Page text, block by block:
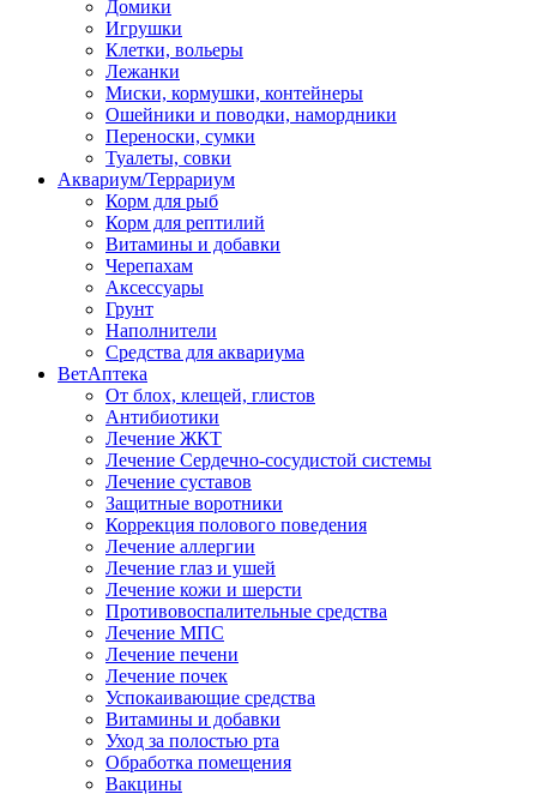
Домики
Игрушки
Клетки, вольеры
Лежанки
Миски, кормушки, контейнеры
Ошейники и поводки, намордники
Переноски, сумки
Туалеты, совки
Аквариум/Террариум
Корм для рыб
Корм для рептилий
Витамины и добавки
Черепахам
Аксессуары
Грунт
Наполнители
Средства для аквариума
ВетАптека
От блох, клещей, глистов
Антибиотики
Лечение ЖКТ
Лечение Сердечно-сосудистой системы
Лечение суставов
Защитные воротники
Коррекция полового поведения
Лечение аллергии
Лечение глаз и ушей
Лечение кожи и шерсти
Противовоспалительные средства
Лечение МПС
Лечение печени
Лечение почек
Успокаивающие средства
Витамины и добавки
Уход за полостью рта
Обработка помещения
Вакцины